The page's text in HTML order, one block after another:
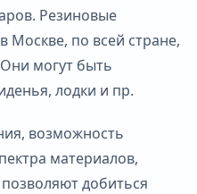
Резиновые
Москве, по всей стране,
могут быть
лодки и пр.
возможность
материалов,
добиться